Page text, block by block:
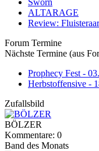
Sworn
ALTARAGE
Review:
Forum Termine
Nächste Termine (aus
Prophecy Fest -
Herbstoffensive -
Zufallsbild
BÖLZER
Kommentare: 0
Band des Monats